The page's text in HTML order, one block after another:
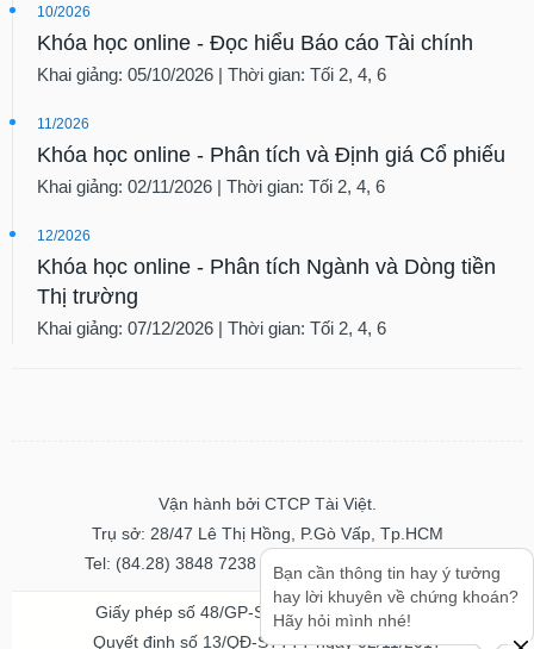
10/2026
Khóa học online - Đọc hiểu Báo cáo Tài chính
Khai giảng: 05/10/2026 | Thời gian: Tối 2, 4, 6
11/2026
Khóa học online - Phân tích và Định giá Cổ phiếu
Khai giảng: 02/11/2026 | Thời gian: Tối 2, 4, 6
12/2026
Khóa học online - Phân tích Ngành và Dòng tiền
Thị trường
Khai giảng: 07/12/2026 | Thời gian: Tối 2, 4, 6
Vận hành bởi CTCP Tài Việt.
Trụ sở: 28/47 Lê Thị Hồng, P.Gò Vấp, Tp.HCM
Tel: (84.28) 3848 7238 - Fax: (84.28) 3848 7237
Giấy phép số 48/GP-STTTT ngày 04/11/2016
Quyết định số 13/QĐ-STTTT ngày 02/11/2017
Bạn cần thông tin hay ý tưởng
hay lời khuyên về chứng khoán?
Hãy hỏi mình nhé!
(-)
Báo
phân
tích
(-)
Thuật
ngữ
(-)